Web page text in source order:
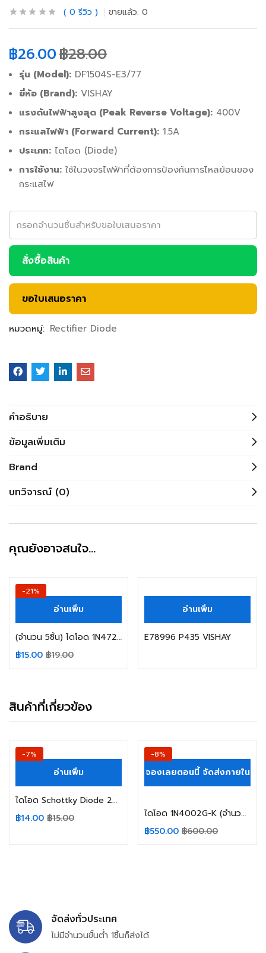
0 รีวิว ขายแล้ว: 0
฿26.00฿28.00
รุ่น (Model): DF1504S-E3/77
ยี่ห้อ (Brand): VISHAY
แรงดันไฟฟ้าสูงสุด (Peak Reverse Voltage): 400V
กระแสไฟฟ้า (Forward Current): 1.5A
ประเภท: ไดโอด (Diode)
การใช้งาน: ใช้ในวงจรไฟฟ้าที่ต้องการป้องกันการไหลย้อนของ
กระแสไฟ
สั่งซื้อสินค้า
ขอใบเสนอราคา
หมวดหมู่: Rectifier Diode
คำอธิบาย
ข้อมูลเพิ่มเติม
Brand
บทวิจารณ์ (0)
คุณยังอาจสนใจ…
-21%
อ่านเพิ่ม
(จำนวน 5ชิ้น) ไดโอด 1N4728A-TAP VISHAY ZENER DIODE 1.3W/3.3V, Iz=76mA (TAPPING)
฿15.00 ฿19.00
อ่านเพิ่ม
E78996 P435 VISHAY
สินค้าที่เกี่ยวข้อง
-7%
อ่านเพิ่ม
ไดโอด Schottky Diode 20SQ060 20A 60V
฿14.00 ฿15.00
-8%
จองเลยตอนนี้ จัดส่งภายใน
ไดโอด 1N4002G-K (จำนวน 500ชิ้น)
฿550.00 ฿600.00
จัดส่งทั่วประเทศ
ไม่มีจำนวนขั้นต่ำ 1ชิ้นก็ส่งได้